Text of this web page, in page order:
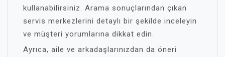
kullanabilirsiniz. Arama sonuçlarından çıkan
servis merkezlerini detaylı bir şekilde inceleyin
ve müşteri yorumlarına dikkat edin.
Ayrıca, aile ve arkadaşlarınızdan da öneri